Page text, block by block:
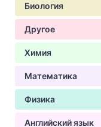
Биология
Другое
Химия
Математика
Физика
Английский язык